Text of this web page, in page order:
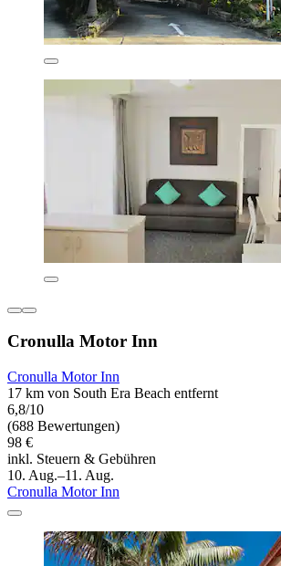
Cronulla Motor Inn
Cronulla Motor Inn
17 km von South Era Beach entfernt
6,8/10
(688 Bewertungen)
98 €
inkl. Steuern & Gebühren
10. Aug.–11. Aug.
Cronulla Motor Inn